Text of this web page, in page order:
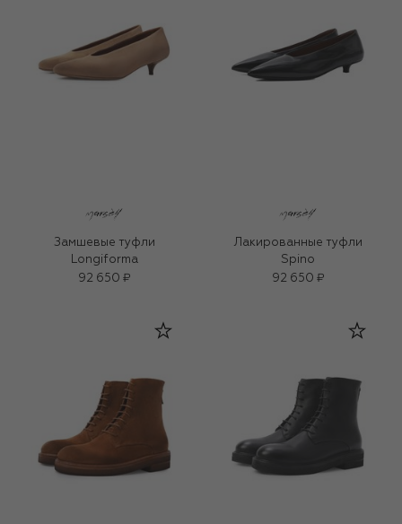
Замшевые туфли
Longiforma
92 650 ₽
Лакированные туфли
Spino
92 650 ₽